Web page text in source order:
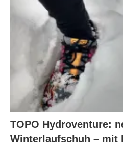
TOPO Hydroventure:
Winterlaufschuh – mit